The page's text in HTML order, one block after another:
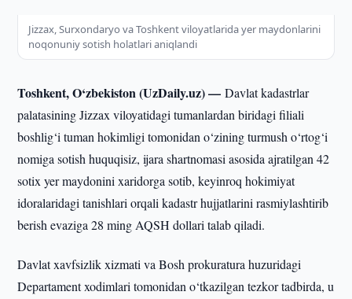
Jizzax, Surxondaryo va Toshkent viloyatlarida yer maydonlarini
noqonuniy sotish holatlari aniqlandi
Toshkent, O‘zbekiston (UzDaily.uz) —Davlat kadastrlar
palatasining Jizzax viloyatidagi tumanlardan biridagi filiali
boshlig‘i tuman hokimligi tomonidan o‘zining turmush o‘rtog‘i
nomiga sotish huquqisiz, ijara shartnomasi asosida ajratilgan 42
sotix yer maydonini xaridorga sotib, keyinroq hokimiyat
idoralaridagi tanishlari orqali kadastr hujjatlarini rasmiylashtirib
berish evaziga 28 ming AQSH dollari talab qiladi.
Davlat xavfsizlik xizmati va Bosh prokuratura huzuridagi
Departament xodimlari tomonidan o‘tkazilgan tezkor tadbirda, u